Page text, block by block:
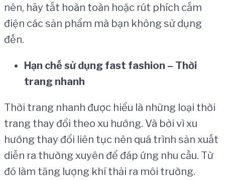
nên, hãy tắt hoàn toàn hoặc rút phích cắm
điện các sản phẩm mà bạn không sử dụng
đến.
Hạn chếsửdụng fast fashion – Thời
trang nhanh
Thời trang nhanh được hiểu là những loại thời
trang thay đổi theo xu hướng. Và bởi vì xu
hướng thay đổi liên tục nên quá trình sản xuất
diễn ra thường xuyên để đáp ứng nhu cầu. Từ
đó làm tăng lượng khí thải ra môi trường.